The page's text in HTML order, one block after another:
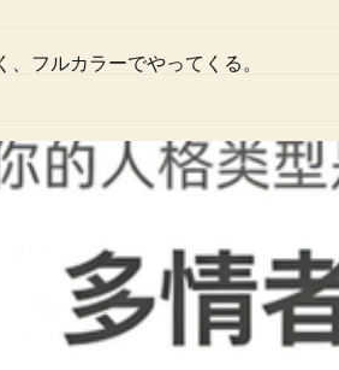
フルカラーでやってくる。